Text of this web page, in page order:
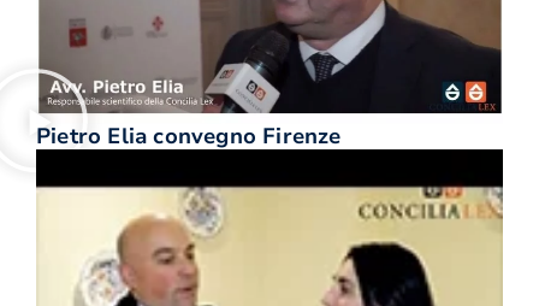
Pietro Elia convegno Firenze